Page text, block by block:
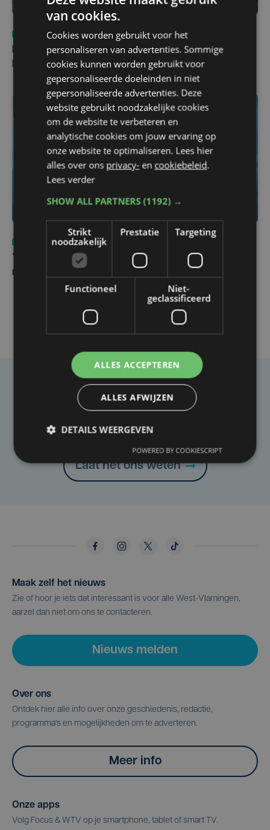
Nieuws
di 4 augustus | 09:32
Man en vrouw dood aangetroffen in woning in Sint-
Pieters Brugge
Nieuws
do 6 augustus | 21:30
Yaro (19), slachtoffer van vechtpartij, is na
maandenlange coma overleden
Taalfout opgemerkt?
Heb je een taal- of schrijffout opgemerkt in dit
artikel?
Laat het ons weten
Maak zelf het nieuws
Zie of hoor je iets dat interessant is voor alle West-Vlamingen,
aarzel dan niet om ons te contacteren.
Nieuws melden
Over ons
Ontdek hier alle info over onze geschiedenis, redactie,
programma's en mogelijkheden om te adverteren.
Meer info
Onze apps
Volg Focus & WTV op je smartphone, tablet of smart TV.
van cookies.
Cookies worden gebruikt voor het
personaliseren van advertenties. Sommige
cookies kunnen worden gebruikt voor
gepersonaliseerde doeleinden in niet
gepersonaliseerde advertenties. Deze
website gebruikt noodzakelijke cookies
om de website te verbeteren en
analytische cookies om jouw ervaring op
onze website te optimaliseren. Lees hier
alles over ons privacy- en cookiebeleid.
Lees verder
SHOW ALL PARTNERS(1192) →
Strikt
noodzakelijk
Prestatie Targeting
Functioneel
Niet-
geclassificeerd
ALLES ACCEPTEREN
ALLES AFWIJZEN
DETAILS WEERGEVEN
POWERED BY COOKIESCRIPT